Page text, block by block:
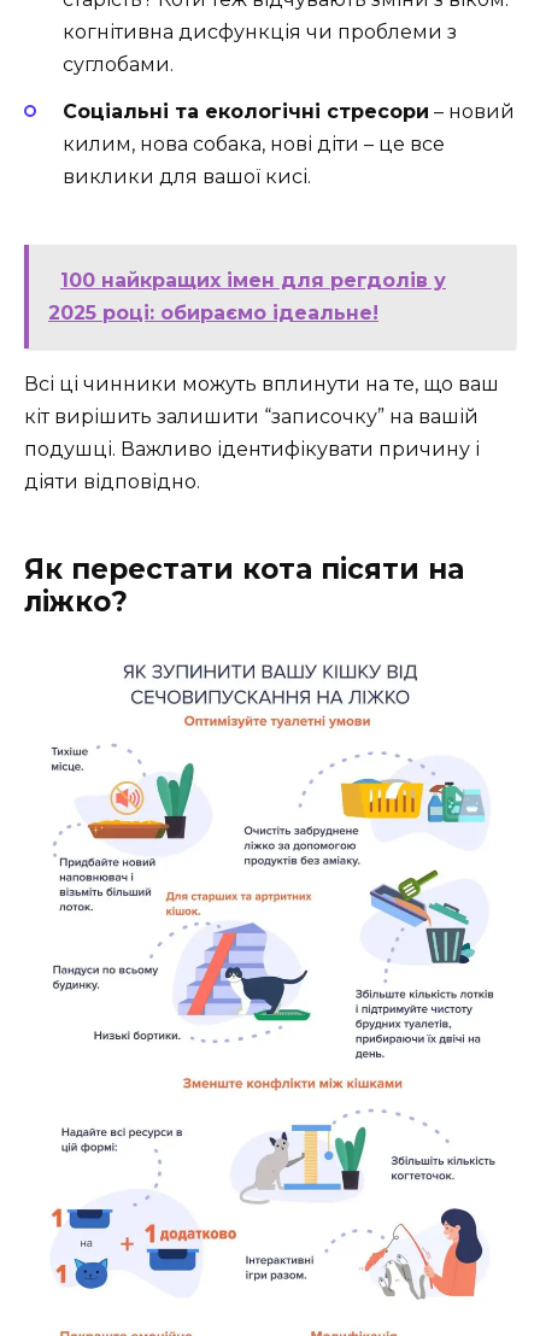
когнітивна дисфункція чи проблеми з
суглобами.
Соціальні та екологічні стресори – новий
килим, нова собака, нові діти – це все
виклики для вашої кисі.
100 найкращих імен для регдолів у
2025 році: обираємо ідеальне!
Всі ці чинники можуть вплинути на те, що ваш
кіт вирішить залишити “записочку” на вашій
подушці. Важливо ідентифікувати причину і
діяти відповідно.
Як перестати кота пісяти на
ліжко?